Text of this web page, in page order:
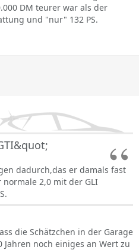
DM teurer war als der
und "nur" 132 PS.
dadurch,das er damals fast
2,0 mit der GLI
die Schätzchen in der Garage
Jahren noch einiges an Wert zu